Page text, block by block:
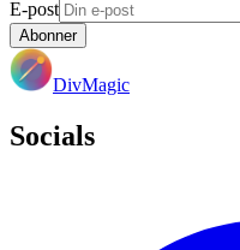
E-post
Abonner
DivMagic
Socials